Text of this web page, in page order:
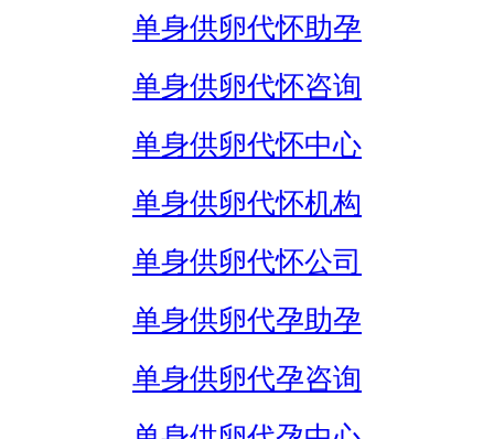
单身供卵代怀助孕
单身供卵代怀咨询
单身供卵代怀中心
单身供卵代怀机构
单身供卵代怀公司
单身供卵代孕助孕
单身供卵代孕咨询